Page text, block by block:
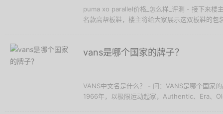
puma xo parallel价格_怎么样_评测 - 接下来楼
名款高帮板鞋，楼主将给大家展示这双板鞋的
vans是哪个国家的牌子？
VANS中文名是什么？ - 问：VANS是哪个国家
1966年，以极限运动起家，Authentic、Era、